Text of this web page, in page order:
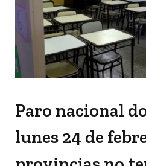
Paro nacional
lunes 24 de